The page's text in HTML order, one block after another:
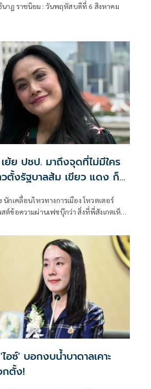
นาฏ ราชนิยม : วันพฤหัสบดีที่ 6 สิงหาคม
ย้ย ปชป. มาถึงจุดที่ไม่มีใคร
วตั้งรัฐบาลส้ม เขียว แดง ก็
กเคลื่อนไหวทางการเมือง โหวตเตอร์
ต์ข้อความผ่านเฟซบุ๊กว่า สิ่งที่พี่สังเกตเห็น
มได้ไงเนี้ย
อซ์' บอกงบน้ำบาดาลเคาะ
ตั้ง!